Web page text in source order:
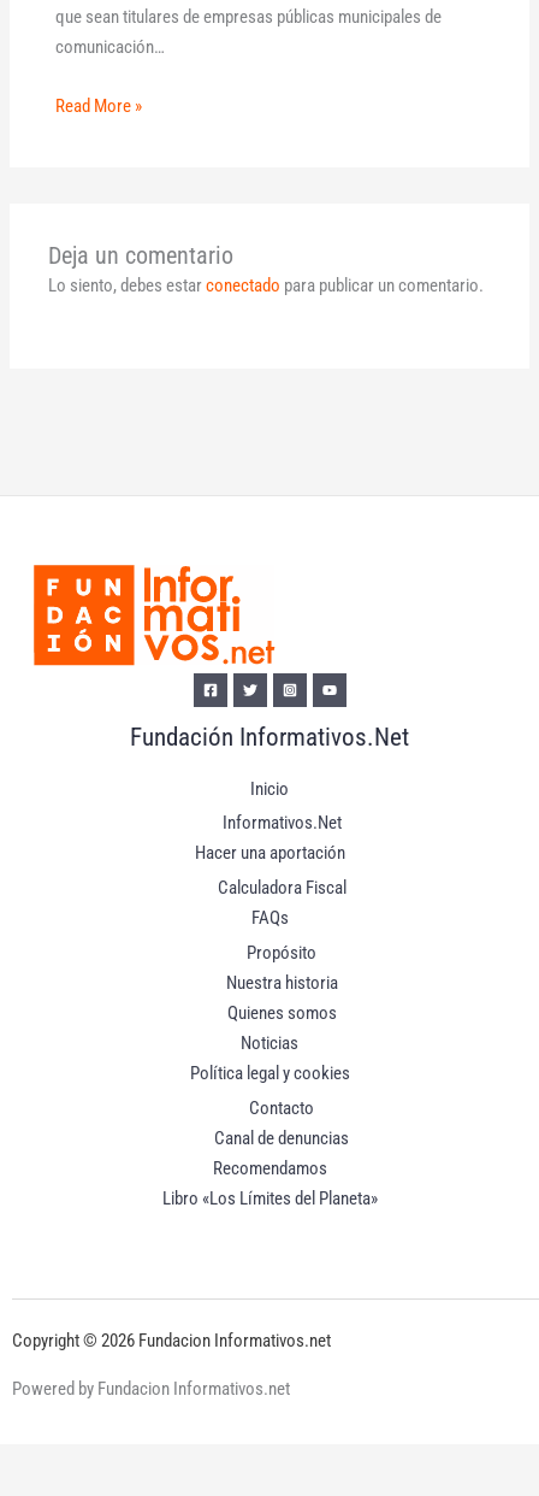
que sean titulares de empresas públicas municipales de
comunicación…
Read More »
Deja un comentario
Lo siento, debes estarconectado para publicar un comentario.
Fundación Informativos.Net
Inicio
Informativos.Net
Hacer una aportación
Calculadora Fiscal
FAQs
Propósito
Nuestra historia
Quienes somos
Noticias
Política legal y cookies
Contacto
Canal de denuncias
Recomendamos
Libro «Los Límites del Planeta»
Copyright © 2026 Fundacion Informativos.net
Powered by Fundacion Informativos.net